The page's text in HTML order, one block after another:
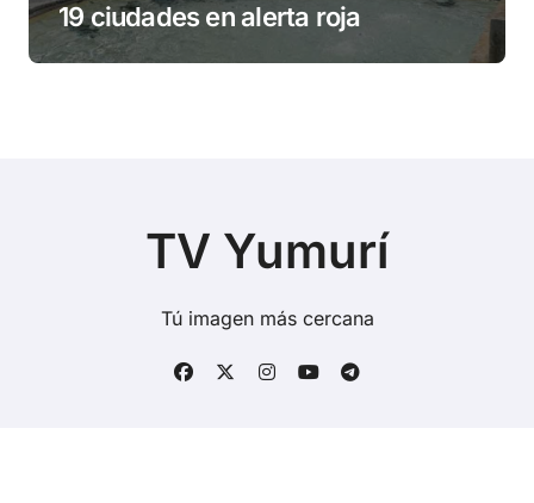
19 ciudades en alerta roja
TV Yumurí
Tú imagen más cercana